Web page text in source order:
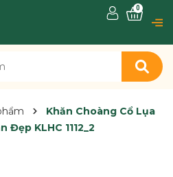
0
Khăn Choàng Cổ Lụa
Đẹp KLHC 1112_2